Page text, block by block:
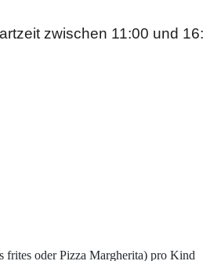
zwischen 11:00 und
frites oder Pizza Margherita) pro Kind